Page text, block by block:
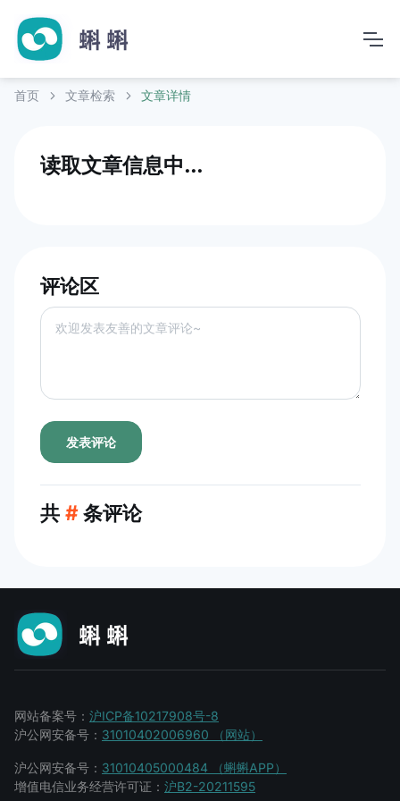
首页 文章检索 文章详情
读取文章信息中...
评论区
发表评论
共 #条评论
网站备案号： 沪ICP备10217908号-8
沪公网安备号： 31010402006960 （网站）
沪公网安备号： 31010405000484 （蝌蝌APP）
增值电信业务经营许可证： 沪B2-20211595